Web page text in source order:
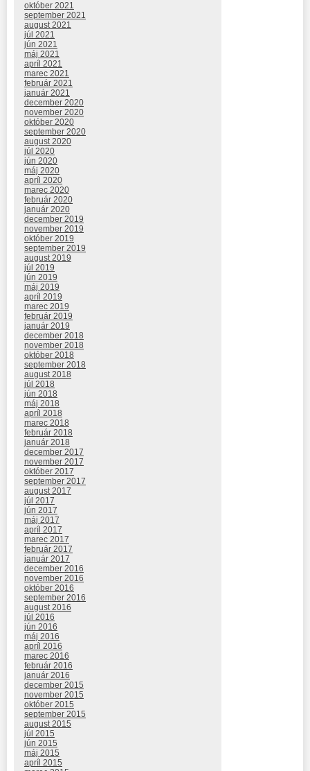
október 2021
september 2021
august 2021
júl 2021
jún 2021
máj 2021
apríl 2021
marec 2021
február 2021
január 2021
december 2020
november 2020
október 2020
september 2020
august 2020
júl 2020
jún 2020
máj 2020
apríl 2020
marec 2020
február 2020
január 2020
december 2019
november 2019
október 2019
september 2019
august 2019
júl 2019
jún 2019
máj 2019
apríl 2019
marec 2019
február 2019
január 2019
december 2018
november 2018
október 2018
september 2018
august 2018
júl 2018
jún 2018
máj 2018
apríl 2018
marec 2018
február 2018
január 2018
december 2017
november 2017
október 2017
september 2017
august 2017
júl 2017
jún 2017
máj 2017
apríl 2017
marec 2017
február 2017
január 2017
december 2016
november 2016
október 2016
september 2016
august 2016
júl 2016
jún 2016
máj 2016
apríl 2016
marec 2016
február 2016
január 2016
december 2015
november 2015
október 2015
september 2015
august 2015
júl 2015
jún 2015
máj 2015
apríl 2015